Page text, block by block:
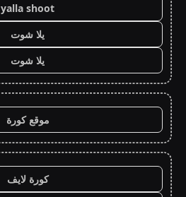
yalla shoot
يلا شوت
يلا شوت
موقع كورة
كورة لايف